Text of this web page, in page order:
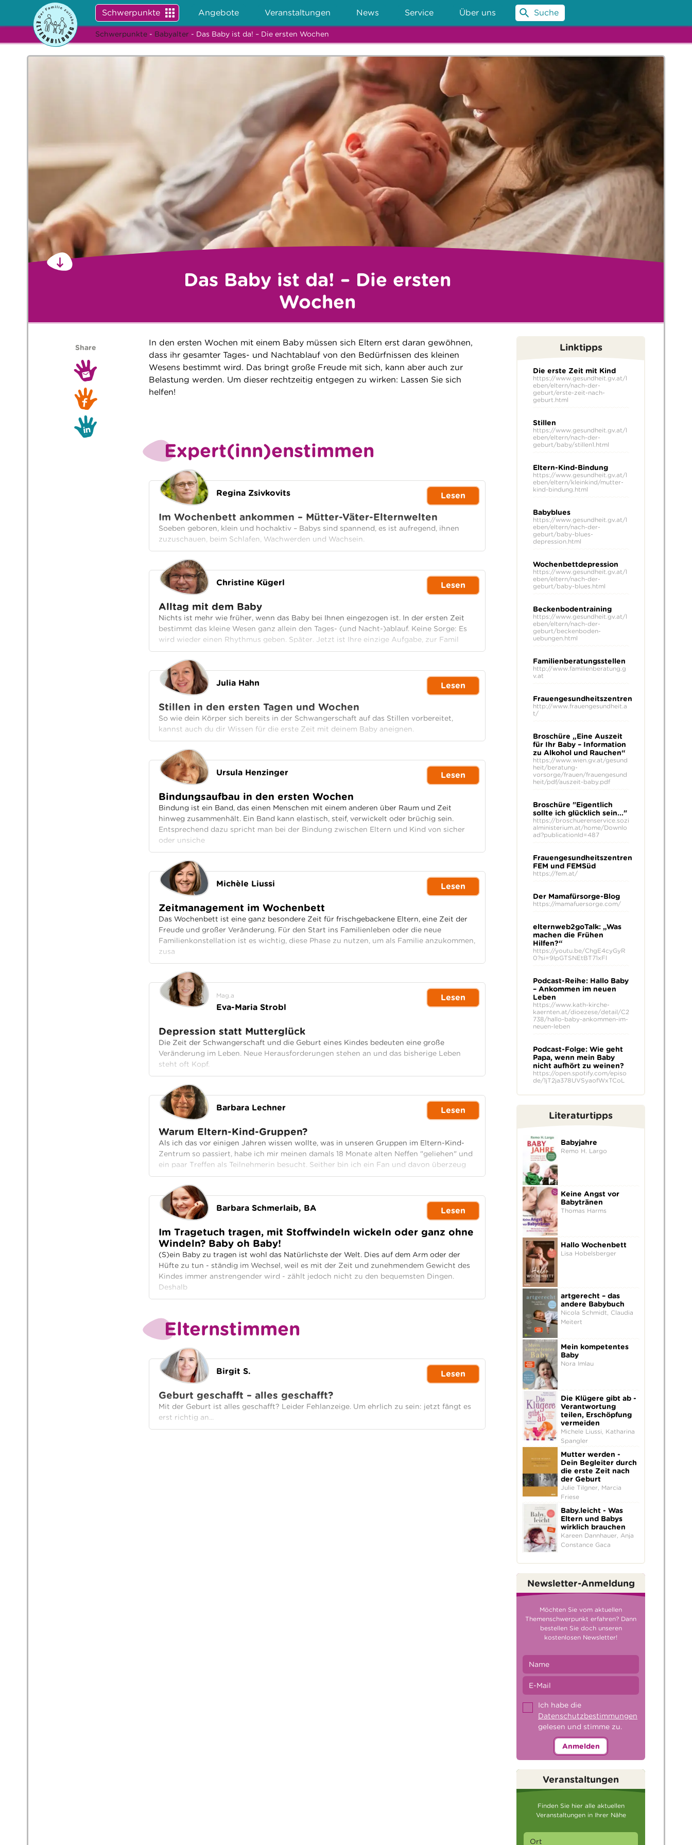
Schwerpunkte Angebote Veranstaltungen News Service Über uns Suche
Schwerpunkte - Babyalter - Das Baby ist da! – Die ersten Wochen
Das Baby ist da! – Die ersten
Wochen
In den ersten Wochen mit einem Baby müssen sich Eltern erst daran gewöhnen,
dass ihr gesamter Tages- und Nachtablauf von den Bedürfnissen des kleinen
Wesens bestimmt wird. Das bringt große Freude mit sich, kann aber auch zur
Belastung werden. Um dieser rechtzeitig entgegen zu wirken: Lassen Sie sich
helfen!
Expert(inn)enstimmen
Regina Zsivkovits Lesen
Im Wochenbett ankommen – Mütter-Väter-Elternwelten
Soeben geboren, klein und hochaktiv – Babys sind spannend, es ist aufregend, ihnen
zuzuschauen, beim Schlafen, Wachwerden und Wachsein.
Christine Kügerl Lesen
Alltag mit dem Baby
Nichts ist mehr wie früher, wenn das Baby bei Ihnen eingezogen ist. In der ersten Zeit
bestimmt das kleine Wesen ganz allein den Tages- (und Nacht-)ablauf. Keine Sorge: Es
wird wieder einen Rhythmus geben. Später. Jetzt ist Ihre einzige Aufgabe, zur Famil
Julia Hahn Lesen
Stillen in den ersten Tagen und Wochen
So wie dein Körper sich bereits in der Schwangerschaft auf das Stillen vorbereitet,
kannst auch du dir Wissen für die erste Zeit mit deinem Baby aneignen.
Ursula Henzinger Lesen
Bindungsaufbau in den ersten Wochen
Bindung ist ein Band, das einen Menschen mit einem anderen über Raum und Zeit
hinweg zusammenhält. Ein Band kann elastisch, steif, verwickelt oder brüchig sein.
Entsprechend dazu spricht man bei der Bindung zwischen Eltern und Kind von sicher
oder unsiche
Michèle Liussi Lesen
Zeitmanagement im Wochenbett
Das Wochenbett ist eine ganz besondere Zeit für frischgebackene Eltern, eine Zeit der
Freude und großer Veränderung. Für den Start ins Familienleben oder die neue
Familienkonstellation ist es wichtig, diese Phase zu nutzen, um als Familie anzukommen,
zusa
Mag.a
Eva-Maria Strobl
Lesen
Depression statt Mutterglück
Die Zeit der Schwangerschaft und die Geburt eines Kindes bedeuten eine große
Veränderung im Leben. Neue Herausforderungen stehen an und das bisherige Leben
steht oft Kopf.
Barbara Lechner Lesen
Warum Eltern-Kind-Gruppen?
Als ich das vor einigen Jahren wissen wollte, was in unseren Gruppen im Eltern-Kind-
Zentrum so passiert, habe ich mir meinen damals 18 Monate alten Neffen "geliehen" und
ein paar Treffen als Teilnehmerin besucht. Seither bin ich ein Fan und davon überzeug
Barbara Schmerlaib, BA Lesen
Im Tragetuch tragen, mit Stoffwindeln wickeln oder ganz ohne
Windeln? Baby oh Baby!
(S)ein Baby zu tragen ist wohl das Natürlichste der Welt. Dies auf dem Arm oder der
Hüfte zu tun - ständig im Wechsel, weil es mit der Zeit und zunehmendem Gewicht des
Kindes immer anstrengender wird - zählt jedoch nicht zu den bequemsten Dingen.
Deshalb
Elternstimmen
Birgit S. Lesen
Geburt geschafft – alles geschafft?
Mit der Geburt ist alles geschafft? Leider Fehlanzeige. Um ehrlich zu sein: jetzt fängt es
erst richtig an...
Share Linktipps
Die erste Zeit mit Kind
https://www.gesundheit.gv.at/l
eben/eltern/nach-der-
geburt/erste-zeit-nach-
geburt.html
Stillen
https://www.gesundheit.gv.at/l
eben/eltern/nach-der-
geburt/baby/stillen1.html
Eltern-Kind-Bindung
https://www.gesundheit.gv.at/l
eben/eltern/kleinkind/mutter-
kind-bindung.html
Babyblues
https://www.gesundheit.gv.at/l
eben/eltern/nach-der-
geburt/baby-blues-
depression.html
Wochenbettdepression
https://www.gesundheit.gv.at/l
eben/eltern/nach-der-
geburt/baby-blues.html
Beckenbodentraining
https://www.gesundheit.gv.at/l
eben/eltern/nach-der-
geburt/beckenboden-
uebungen.html
Familienberatungsstellen
http://www.familienberatung.g
v.at
Frauengesundheitszentren
http://www.frauengesundheit.a
t/
Broschüre „Eine Auszeit
für Ihr Baby – Information
zu Alkohol und Rauchen“
https://www.wien.gv.at/gesund
heit/beratung-
vorsorge/frauen/frauengesund
heit/pdf/auszeit-baby.pdf
Broschüre "Eigentlich
sollte ich glücklich sein..."
https://broschuerenservice.sozi
alministerium.at/home/Downlo
ad?publicationId=487
Frauengesundheitszentren
FEM und FEMSüd
https://fem.at/
Der Mamafürsorge-Blog
https://mamafuersorge.com/
elternweb2goTalk: „Was
machen die Frühen
Hilfen?“
https://youtu.be/ChgE4cyGyR
0?si=9lpGTSNEtBT71xFl
Podcast-Reihe: Hallo Baby
– Ankommen im neuen
Leben
https://www.kath-kirche-
kaernten.at/dioezese/detail/C2
738/hallo-baby-ankommen-im-
neuen-leben
Podcast-Folge: Wie geht
Papa, wenn mein Baby
nicht aufhört zu weinen?
https://open.spotify.com/episo
de/1jT2ja378UVSyaofWxTCoL
Literaturtipps
Babyjahre
Remo H. Largo
Keine Angst vor
Babytränen
Thomas Harms
Hallo Wochenbett
Lisa Hobelsberger
artgerecht – das
andere Babybuch
Nicola Schmidt, Claudia
Meitert
Mein kompetentes
Baby
Nora Imlau
Die Klügere gibt ab -
Verantwortung
teilen, Erschöpfung
vermeiden
Michele Liussi, Katharina
Spangler
Mutter werden -
Dein Begleiter durch
die erste Zeit nach
der Geburt
Julie Tilgner, Marcia
Friese
Baby.leicht - Was
Eltern und Babys
wirklich brauchen
Kareen Dannhauer, Anja
Constance Gaca
Newsletter-Anmeldung
Möchten Sie vom aktuellen
Themenschwerpunkt erfahren? Dann
bestellen Sie doch unseren
kostenlosen Newsletter!
Ich habe die
Datenschutzbestimmungen
gelesen und stimme zu.
Anmelden
Veranstaltungen
Finden Sie hier alle aktuellen
Veranstaltungen in Ihrer Nähe